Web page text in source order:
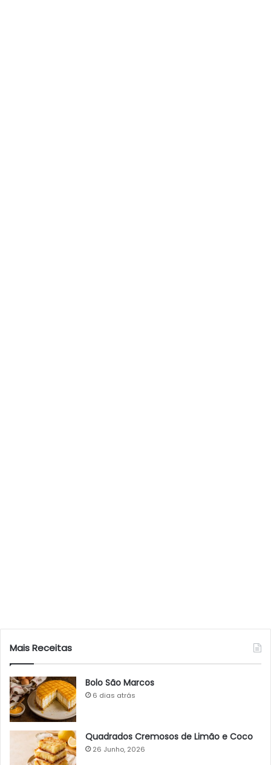
Mais Receitas
Bolo São Marcos
6 dias atrás
Quadrados Cremosos de Limão e Coco
26 Junho, 2026